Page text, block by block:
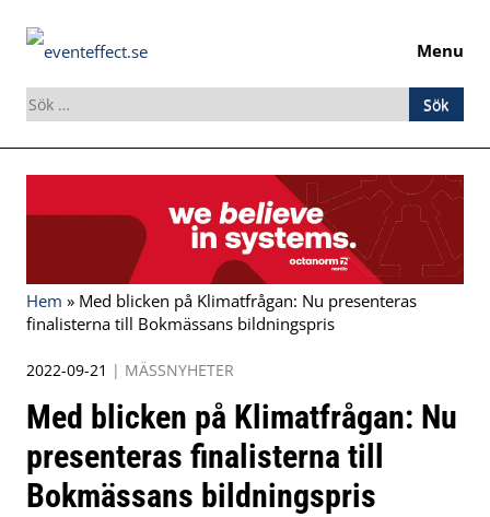
Menu
Sök
efter:
Hem » Med blicken på Klimatfrågan: Nu presenteras
finalisterna till Bokmässans bildningspris
2022-09-21 | MÄSSNYHETER
Med blicken på Klimatfrågan: Nu
presenteras finalisterna till
Bokmässans bildningspris